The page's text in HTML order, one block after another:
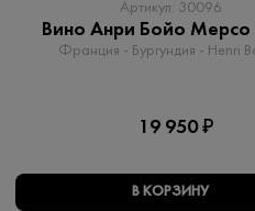
Артикул: 30096
Вино Анри Бойо Мерсо
Франция - Бургундия - Henri
19 950 ₽
В КОРЗИНУ